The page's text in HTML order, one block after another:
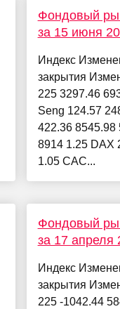
Фондовый
за 15 июня
Индекс
закрытия
225 3297.46
Seng 124.57
422.36 8545.98
8914 1.25 DAX
1.05 CAC...
Фондовый
за 17 апреля
Индекс
закрытия
225 -1042.44